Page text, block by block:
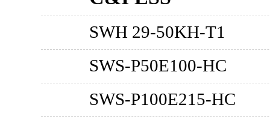
SWH 29-50KH-T1
SWS-P50E100-HC
SWS-P100E215-HC